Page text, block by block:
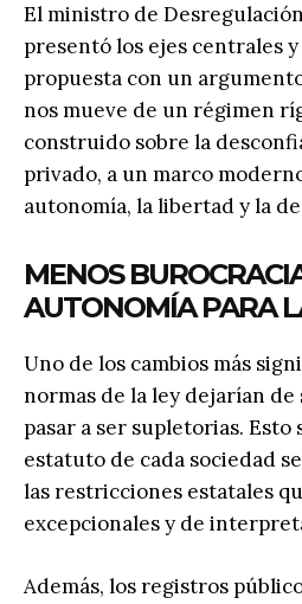
El ministro de
presentó los ejes centrales
propuesta con un
nos mueve de un régimen
construido sobre la
privado, a un marco
autonomía, la libertad y la
MENOS
AUTONOMÍA PARA
Uno de los cambios más
normas de la ley dejarían
pasar a ser supletorias. Esto
estatuto de cada sociedad
las restricciones estatales
excepcionales y de
Además, los registros